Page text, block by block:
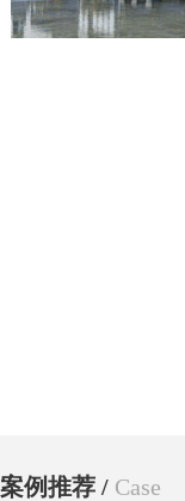
案例推荐 / Case